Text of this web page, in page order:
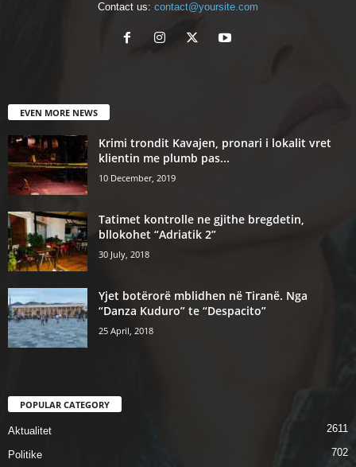
Contact us: contact@yoursite.com
EVEN MORE NEWS
Krimi trondit Kavajen, pronari i lokalit vret
klientin me plumb pas...
10 December, 2019
Tatimet kontrolle ne gjithe bregdetin,
bllokohet “Adriatik 2”
30 July, 2018
Yjet botërorë mblidhen në Tiranë. Nga
“Danza Kuduro” te “Despacito”
25 April, 2018
POPULAR CATEGORY
Aktualitet 2611
Politike 702